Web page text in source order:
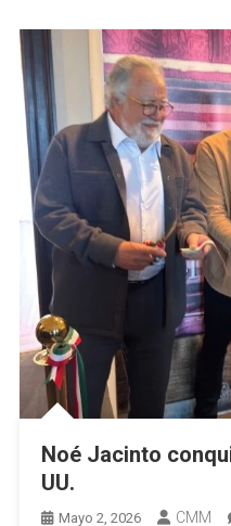
Noé Jacinto
UU.
Mayo 2, 2026 CMM